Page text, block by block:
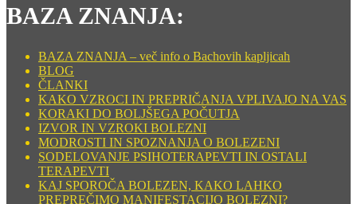
BAZA ZNANJA:
BAZA ZNANJA – več info o Bachovih kapljicah
BLOG
ČLANKI
KAKO VZROCI IN PREPRIČANJA VPLIVAJO NA VAS
KORAKI DO BOLJŠEGA POČUTJA
IZVOR IN VZROKI BOLEZNI
MODROSTI IN SPOZNANJA O BOLEZENI
SODELOVANJE PSIHOTERAPEVTI IN OSTALI
TERAPEVTI
KAJ SPOROČA BOLEZEN, KAKO LAHKO
PREPREČIMO MANIFESTACIJO BOLEZNI?